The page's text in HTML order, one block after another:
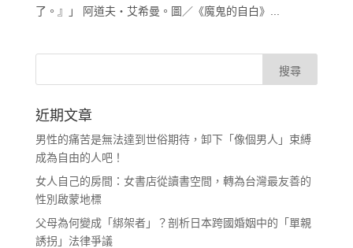
了。』」 阿道夫‧艾希曼。圖／《魔鬼的自白》...
近期文章
男性的痛苦是無法達到世俗期待，卸下「像個男人」束縛
成為自由的人吧！
女人自己的房間：女書店從讀書空間，轉為台灣最友善的
性別啟蒙地標
父母為何變成「綁架者」？剖析日本跨國婚姻中的「單親
誘拐」法律爭議